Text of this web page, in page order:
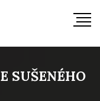
SUŠENÉHO